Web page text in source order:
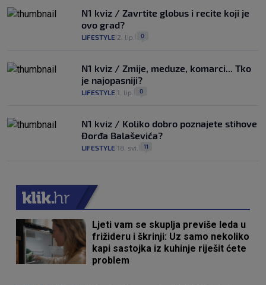
N1 kviz / Zavrtite globus i recite koji je
ovo grad?
LIFESTYLE 2. lip. 0
N1 kviz / Zmije, meduze, komarci... Tko
je najopasniji?
LIFESTYLE 1. lip. 0
N1 kviz / Koliko dobro poznajete stihove
Đorđa Balaševića?
LIFESTYLE 18. svi. 11
Ljeti vam se skuplja previše leda u
frižideru i škrinji: Uz samo nekoliko
kapi sastojka iz kuhinje riješit ćete
problem